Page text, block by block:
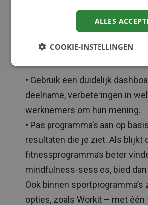
aan het programma, zodat je
kan aanpassen. Tips om data
verzamelen zijn:
• Gebruik een duidelijk
deelname, verbeteringen in
werknemers om hun mening.
• Pas programma’s aan op
resultaten die je ziet. Als blijkt
fitnessprogramma’s beter
mindfulness-sessies, bied
Ook binnen sportprogramma’s
opties, zoals Workit – met één
ALLES
COOKIE-INSTELLINGEN